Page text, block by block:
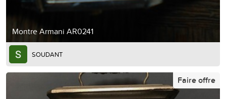
Montre Armani AR0241
SOUDANT
Faire offre